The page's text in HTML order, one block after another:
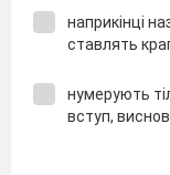
наприкінці
ставлять
нумерують
вступ,